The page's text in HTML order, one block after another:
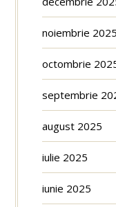
noiembrie 2025
octombrie
septembrie
august 2025
iulie 2025
iunie 2025